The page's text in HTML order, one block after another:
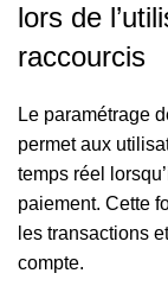
lors de
raccourcis
Le paramétrage
permet aux
temps réel
paiement. Cette
les transactions
compte.